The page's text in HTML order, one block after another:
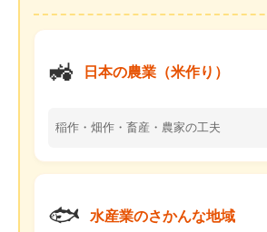
🚜 日本の農業（米作り）
稲作・畑作・畜産・農家の工夫
🐟 水産業のさかんな地域